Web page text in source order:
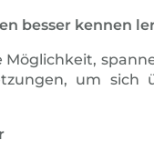
besser kennen
Möglichkeit,
um